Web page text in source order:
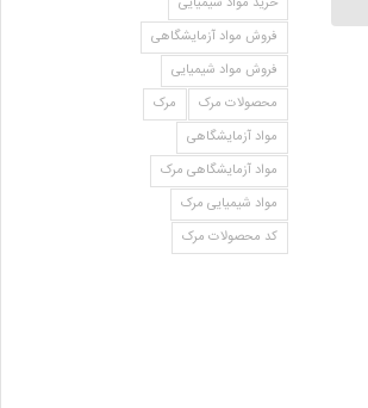
فروش مواد آزمایشگاهی
فروش مواد شیمیایی
محصولات مرک
مرک
مواد آزمایشگاهی
مواد آزمایشگاهی مرک
مواد شیمیایی مرک
کد محصولات مرک